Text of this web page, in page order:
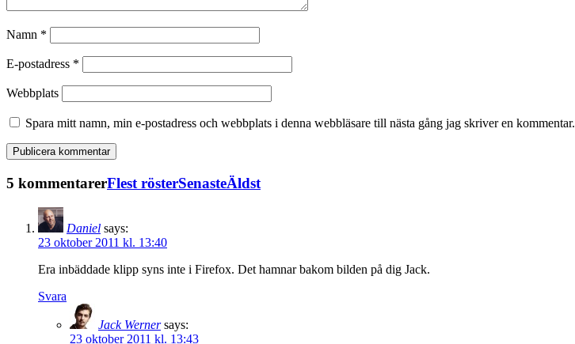
Namn *
E-postadress *
Webbplats
Spara mitt namn, min e-postadress och webbplats i denna webbläsare till nästa gång jag skriver en kommentar.
5 kommentarerFlest rösterSenasteÄldst
Daniel says:
23 oktober 2011 kl. 13:40
Era inbäddade klipp syns inte i Firefox. Det hamnar bakom bilden på dig Jack.
Svara
Jack Werner says:
23 oktober 2011 kl. 13:43